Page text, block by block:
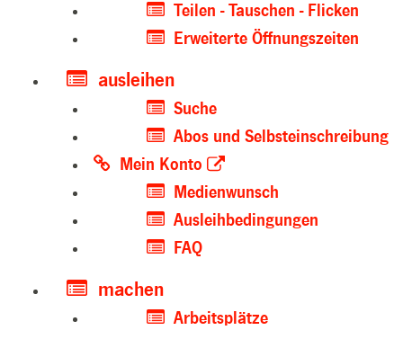
Teilen - Tauschen - Flicken
Erweiterte Öffnungszeiten
ausleihen
Suche
Abos und Selbsteinschreibung
Mein Konto
Medienwunsch
Ausleihbedingungen
FAQ
machen
Arbeitsplätze